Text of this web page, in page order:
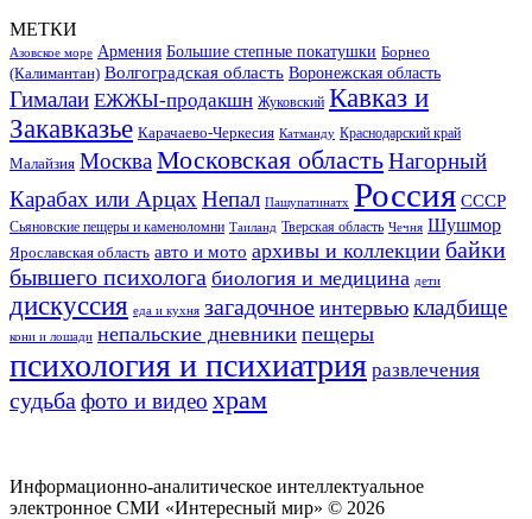
МЕТКИ
Азовское море Армения Большие степные покатушки Борнео
(Калимантан) Волгоградская область Воронежская область
Гималаи ЕЖЖЫ-продакшн Жуковский Кавказ и
Закавказье Карачаево-Черкесия Катманду Краснодарский край
Малайзия МоскваМосковская областьНагорный
Карабах или Арцах Непал Пашупатинатх Россия СССР
Сьяновские пещеры и каменоломни Таиланд Тверская область Чечня Шушмор
Ярославская область авто и мото архивы и коллекции байки
бывшего психолога биология и медицина дети
дискуссия еда и кухня загадочное интервью кладбище
кони и лошади непальские дневники пещеры
психология и психиатрия развлечения
судьба фото и видео храм
Информационно-аналитическое интеллектуальное
электронное СМИ «Интересный мир» © 2026